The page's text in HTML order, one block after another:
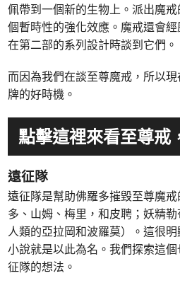
佩帶到一個新的生物上。派出魔
個暫時性的強化效應。魔戒還會
在第二部的系列設計時談到它們。
而因為我們在談至尊魔戒，所以
牌的好時機。
點擊這裡來看至尊戒
遠征隊
遠征隊是幫助佛羅多摧毀至尊魔
多、山姆、梅里，和皮聘；妖精
人類的亞拉岡和波羅莫）。這很
小說就是以此為名。我們探索這
征隊的想法。